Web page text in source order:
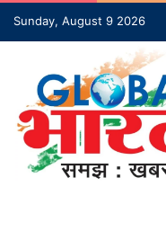
Sunday, August 9 2026